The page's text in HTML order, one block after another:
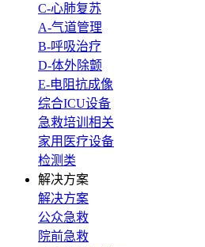
C-心肺复苏
A-气道管理
B-呼吸治疗
D-体外除颤
E-电阻抗成像
综合ICU设备
急救培训相关
家用医疗设备
检测类
解决方案
解决方案
公众急救
院前急救